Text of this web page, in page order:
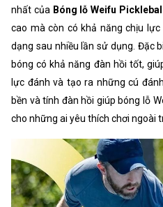
nhất của Bóng lỗ Weifu
cao mà còn có khả năng chịu
dạng sau nhiều lần sử dụng. Đặc
bóng có khả năng đàn hồi tốt,
lực đánh và tạo ra những cú
bền và tính đàn hồi giúp bóng lỗ
cho những ai yêu thích chơi ngoài